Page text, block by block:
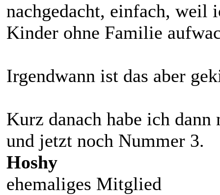
nachgedacht, einfach, weil
Kinder ohne Familie
Irgendwann ist das aber
Kurz danach habe ich
und jetzt noch Nummer 3.
Hoshy
ehemaliges Mitglied